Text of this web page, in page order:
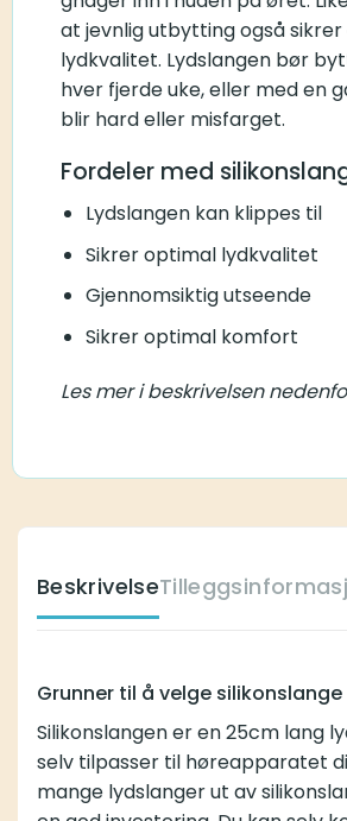
at jevnlig utbytting også
lydkvalitet. Lydslangen bør
hver fjerde uke, eller med en
blir hard eller misfarget.
Fordeler med
Lydslangen kan klippes til
Sikrer optimal lydkvalitet
Gjennomsiktig utseende
Sikrer optimal komfort
Les mer i beskrivelsen
Beskrivelse
Grunner til å velge silikonslange
Silikonslangen er en 25cm lang
selv tilpasser til høreapparatet
mange lydslanger ut av